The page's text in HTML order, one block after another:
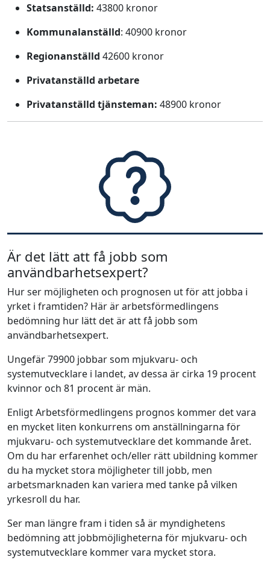
Statsanställd: 43800 kronor
Kommunalanställd: 40900 kronor
Regionanställd 42600 kronor
Privatanställd arbetare
Privatanställd tjänsteman: 48900 kronor
Är det lätt att få jobb som
användbarhetsexpert?
Hur ser möjligheten och prognosen ut för att jobba i
yrket i framtiden? Här är arbetsförmedlingens
bedömning hur lätt det är att få jobb som
användbarhetsexpert.
Ungefär 79900 jobbar som mjukvaru- och
systemutvecklare i landet, av dessa är cirka 19 procent
kvinnor och 81 procent är män.
Enligt Arbetsförmedlingens prognos kommer det vara
en mycket liten konkurrens om anställningarna för
mjukvaru- och systemutvecklare det kommande året.
Om du har erfarenhet och/eller rätt ubildning kommer
du ha mycket stora möjligheter till jobb, men
arbetsmarknaden kan variera med tanke på vilken
yrkesroll du har.
Ser man längre fram i tiden så är myndighetens
bedömning att jobbmöjligheterna för mjukvaru- och
systemutvecklare kommer vara mycket stora.